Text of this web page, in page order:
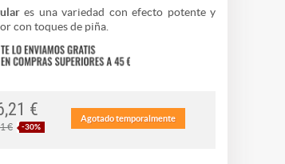
es una variedad con efecto potente y
con toques de piña.
Agotado temporalmente
€
€ -30%